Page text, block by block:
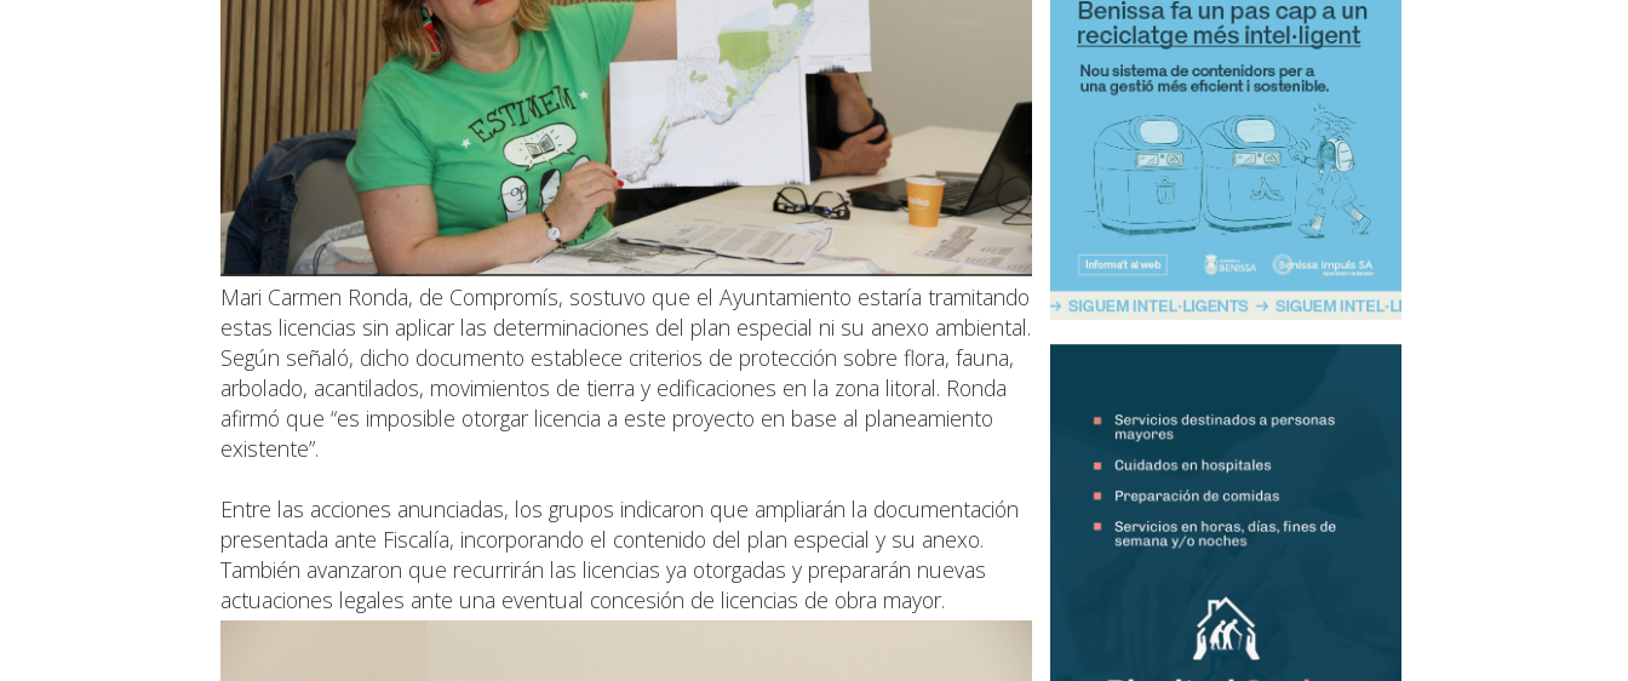
Mari Carmen Ronda, de Compromís, sostuvo que el Ayuntamiento estaría tramitando
estas licencias sin aplicar las determinaciones del plan especial ni su anexo ambiental.
Según señaló, dicho documento establece criterios de protección sobre flora, fauna,
arbolado, acantilados, movimientos de tierra y edificaciones en la zona litoral. Ronda
afirmó que “es imposible otorgar licencia a este proyecto en base al planeamiento
existente”.
Entre las acciones anunciadas, los grupos indicaron que ampliarán la documentación
presentada ante Fiscalía, incorporando el contenido del plan especial y su anexo.
También avanzaron que recurrirán las licencias ya otorgadas y prepararán nuevas
actuaciones legales ante una eventual concesión de licencias de obra mayor.